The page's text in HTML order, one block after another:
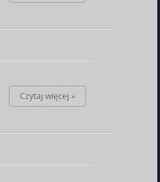
Czytaj więcej »